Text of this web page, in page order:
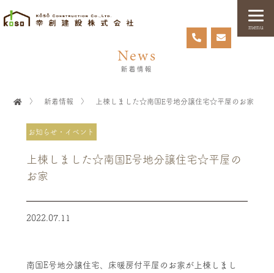
menu
News
新着情報
〉 新着情報 〉 上棟しました☆南国E号地分譲住宅☆平屋のお家
お知らせ・イベント
上棟しました☆南国E号地分譲住宅☆平屋の
お家
2022.07.11
南国E号地分譲住宅、床暖房付平屋のお家が上棟しまし